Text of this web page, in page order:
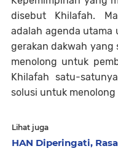
disebut Khilafah.
adalah agenda utama
gerakan dakwah yang
menolong untuk
Khilafah satu-
solusi untuk menolong
Lihat juga
HAN Diperingati,